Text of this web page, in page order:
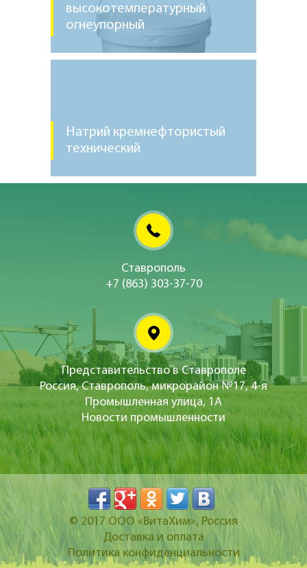
высокотемпературный
огнеупорный
Натрий кремнефтористый
технический
Ставрополь
+7 (863) 303-37-70
Представительство в Ставрополе
Россия, Ставрополь, микрорайон №17, 4-я
Промышленная улица, 1А
Новости промышленности
© 2017 ООО «ВитаХим», Россия
Доставка и оплата
Политика конфиденциальности